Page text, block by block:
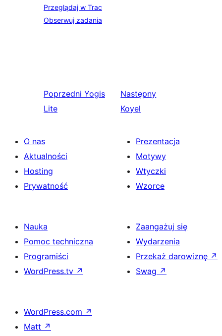
Przeglądaj w Trac
Obserwuj zadania
Poprzedni Yogis
Lite
Następny
Koyel
O nas
Aktualności
Hosting
Prywatność
Prezentacja
Motywy
Wtyczki
Wzorce
Nauka
Pomoc techniczna
Programiści
WordPress.tv ↗
Zaangażuj się
Wydarzenia
Przekaż darowiznę ↗
Swag ↗
WordPress.com ↗
Matt ↗